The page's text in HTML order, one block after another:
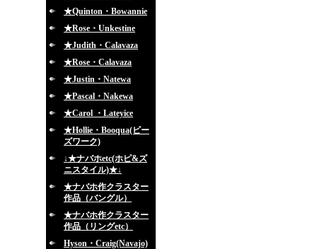
★Quinton・Bowannie
★Rose・Unkestine
★Judith・Calavaza
★Rose・Calavaza
★Justin・Natewa
★Pascal・Nakewa
★Carol ・Lateyice
★Hollie・Booqua(ビー
ズワーク)
↓★ナバホetc(ホピ&ズ
ニスタイル)★↓
★ナバホ作クラスター
作品（バングル）
★ナバホ作クラスター
作品（リングetc）
Hyson・Craig(Navajo)